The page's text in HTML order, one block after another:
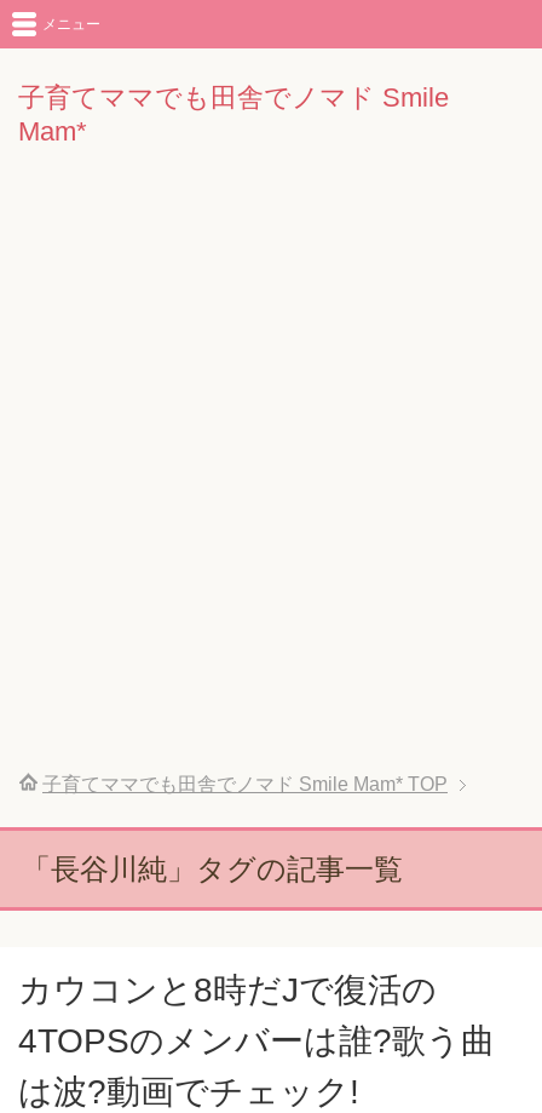
子育てママでも田舎でノマド Smile
Mam*
メニュー
子育てママでも田舎でノマド Smile Mam* TOP
「長谷川純」タグの記事一覧
カウコンと8時だJで復活の
4TOPSのメンバーは誰?歌う曲
は波?動画でチェック!